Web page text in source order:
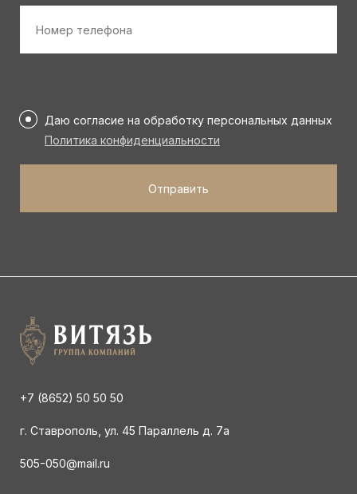
телефона
*
Даю согласие на обработку персональных данных
Политика конфиденциальности
+7 (8652) 50 50 50
г. Ставрополь, ул. 45 Параллель д. 7а
505-050@mail.ru